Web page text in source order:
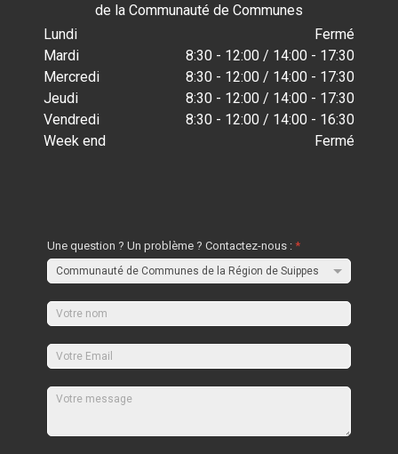
de la Communauté de Communes
Lundi
Fermé
Mardi
8:30 - 12:00 / 14:00 - 17:30
Mercredi
8:30 - 12:00 / 14:00 - 17:30
Jeudi
8:30 - 12:00 / 14:00 - 17:30
Vendredi
8:30 - 12:00 / 14:00 - 16:30
Week end
Fermé
Une question ? Un problème ? Contactez-nous :*